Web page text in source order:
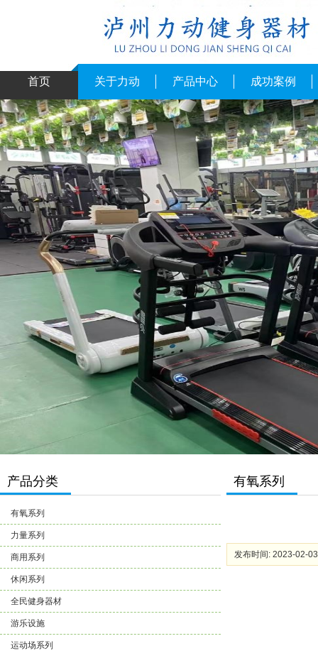
首页 关于力动 产品中心 成功案例
产品分类
有氧系列
力量系列
商用系列
休闲系列
全民健身器材
游乐设施
运动场系列
有氧系列
发布时间: 2023-02-